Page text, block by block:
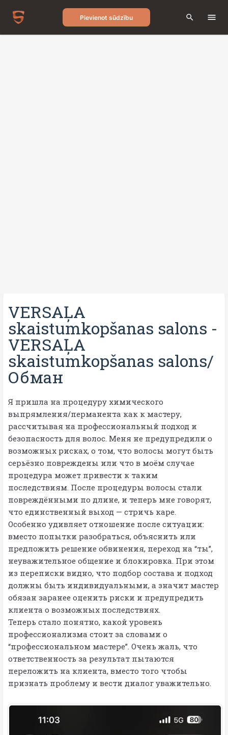
Pievienot sūdzību
VERSAĻA
skaistumkopšanas salons -
VERSAĻA
skaistumkopšanas salons/
Обман
Я пришла на процедуру химического
выпрямления/перманента как к мастеру,
рассчитывая на профессиональный подход и
безопасность для волос. Меня не предупредили о
возможных рисках, о том, что волосы могут быть
серьёзно повреждены или что в моём случае
процедура может привести к таким
последствиям. После процедуры волосы стали
повреждёнными по длине, и теперь мне говорят,
что единственный выход — стричь каре.
Особенно удивляет отношение после ситуации:
вместо попытки разобраться, объяснить или
предложить решение обвинения, переход на “ты”,
неуважительное общение и блокировка. При этом
из переписки видно, что подбор состава и подход
должны быть индивидуальными, а значит мастер
обязан заранее оценить риски и предупредить
клиента о возможных последствиях.
Теперь стало понятно, какой уровень
профессионализма стоит за словами о
“профессиональном мастере”. Очень жаль, что
ответственность за результат пытаются
переложить на клиента, вместо того чтобы
признать проблему и вести диалог уважительно.